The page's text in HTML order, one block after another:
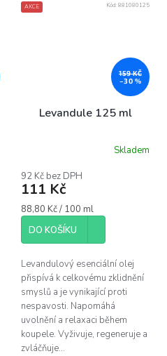
AKCE
159 KČ
–30 %
Levandule 125 ml
produktu
je
z
hvězdiček.
Skladem
92 Kč bez DPH
111 Kč
Měrná
cena:
88,80 Kč / 100 ml
DO KOŠÍKU
Levandulový esenciální olej
přispívá k celkovému zklidnění
smyslů a je vynikající proti
nespavosti. Napomáhá
uvolnění a relaxaci během
koupele. Vyživuje, regeneruje a
zvláčňuje...
Kód: 881080125